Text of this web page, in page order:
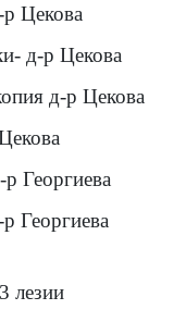
Цекова
д-р Цекова
д-р Цекова
Георгиева
Георгиева
лезии